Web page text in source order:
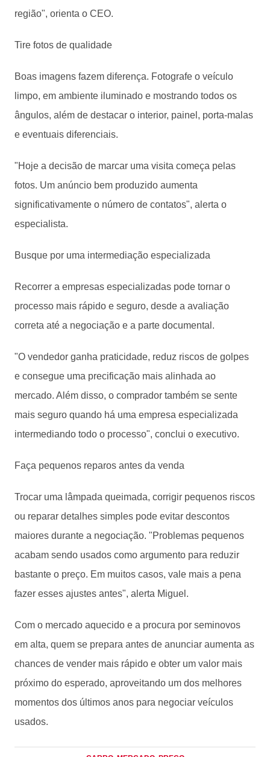
região", orienta o CEO.
Tire fotos de qualidade
Boas imagens fazem diferença. Fotografe o veículo
limpo, em ambiente iluminado e mostrando todos os
ângulos, além de destacar o interior, painel, porta-malas
e eventuais diferenciais.
"Hoje a decisão de marcar uma visita começa pelas
fotos. Um anúncio bem produzido aumenta
significativamente o número de contatos", alerta o
especialista.
Busque por uma intermediação especializada
Recorrer a empresas especializadas pode tornar o
processo mais rápido e seguro, desde a avaliação
correta até a negociação e a parte documental.
"O vendedor ganha praticidade, reduz riscos de golpes
e consegue uma precificação mais alinhada ao
mercado. Além disso, o comprador também se sente
mais seguro quando há uma empresa especializada
intermediando todo o processo", conclui o executivo.
Faça pequenos reparos antes da venda
Trocar uma lâmpada queimada, corrigir pequenos riscos
ou reparar detalhes simples pode evitar descontos
maiores durante a negociação. "Problemas pequenos
acabam sendo usados como argumento para reduzir
bastante o preço. Em muitos casos, vale mais a pena
fazer esses ajustes antes", alerta Miguel.
Com o mercado aquecido e a procura por seminovos
em alta, quem se prepara antes de anunciar aumenta as
chances de vender mais rápido e obter um valor mais
próximo do esperado, aproveitando um dos melhores
momentos dos últimos anos para negociar veículos
usados.